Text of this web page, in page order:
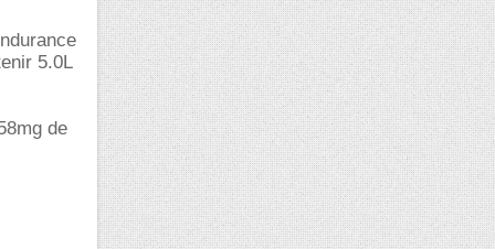
5.0L
de